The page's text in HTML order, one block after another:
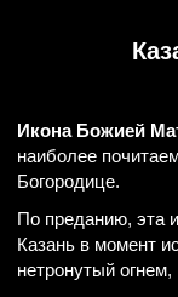
Икона Божией
наиболее
Богородице.
По преданию, эта
Казань в момент
нетронутый